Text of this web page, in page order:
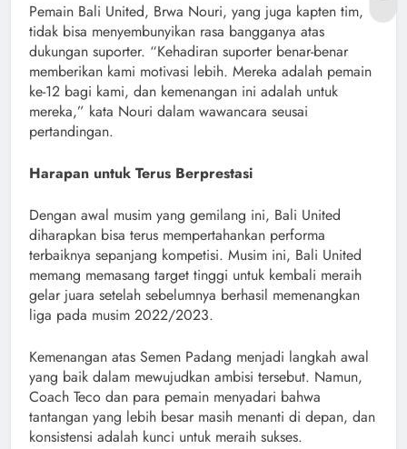
Pemain Bali United, Brwa Nouri, yang juga kapten tim,
tidak bisa menyembunyikan rasa bangganya atas
dukungan suporter. “Kehadiran suporter benar-benar
memberikan kami motivasi lebih. Mereka adalah pemain
ke-12 bagi kami, dan kemenangan ini adalah untuk
mereka,” kata Nouri dalam wawancara seusai
pertandingan.
Harapan untuk Terus Berprestasi
Dengan awal musim yang gemilang ini, Bali United
diharapkan bisa terus mempertahankan performa
terbaiknya sepanjang kompetisi. Musim ini, Bali United
memang memasang target tinggi untuk kembali meraih
gelar juara setelah sebelumnya berhasil memenangkan
liga pada musim 2022/2023.
Kemenangan atas Semen Padang menjadi langkah awal
yang baik dalam mewujudkan ambisi tersebut. Namun,
Coach Teco dan para pemain menyadari bahwa
tantangan yang lebih besar masih menanti di depan, dan
konsistensi adalah kunci untuk meraih sukses.